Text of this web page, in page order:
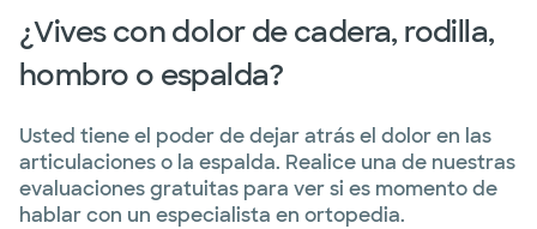
¿Vives con dolor de cadera, rodilla,
hombro o espalda?
Usted tiene el poder de dejar atrás el dolor en las
articulaciones o la espalda. Realice una de nuestras
evaluaciones gratuitas para ver si es momento de
hablar con un especialista en ortopedia.